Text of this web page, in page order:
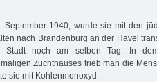
September 1940, wurde sie mit den
nach Brandenburg an der Havel
Stadt noch am selben Tag. In
Zuchthauses trieb man die
sie mit Kohlenmonoxyd.